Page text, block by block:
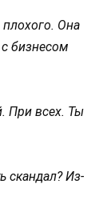
Она
бизнесом
При всех. Ты
скандал? Из-